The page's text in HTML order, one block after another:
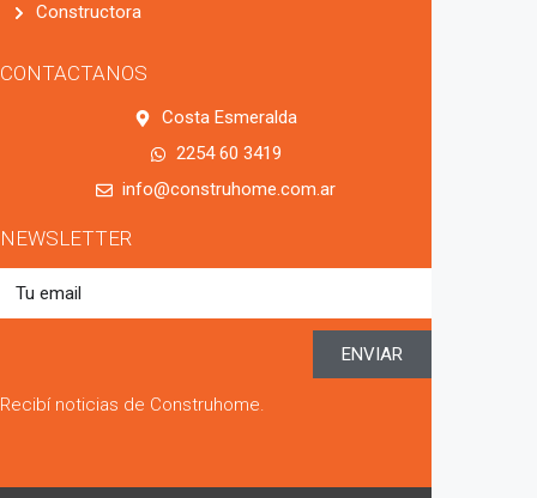
Constructora
CONTACTANOS
Costa Esmeralda
2254 60 3419
info@construhome.com.ar
NEWSLETTER
ENVIAR
Recibí noticias de Construhome.